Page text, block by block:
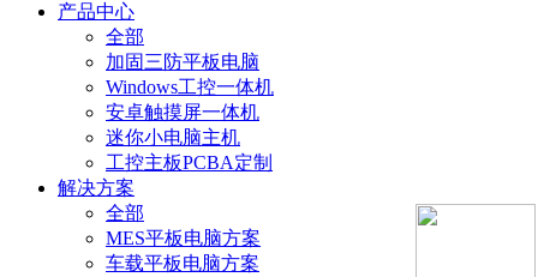
产品中心
全部
加固三防平板电脑
Windows工控一体机
安卓触摸屏一体机
迷你小电脑主机
工控主板PCBA定制
解决方案
全部
MES平板电脑方案
车载平板电脑方案